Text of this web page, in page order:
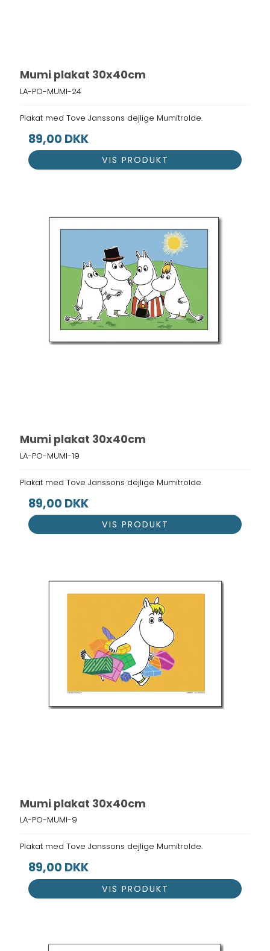
Mumi plakat 30x40cm
LA-PO-MUMI-24
Plakat med Tove Janssons dejlige Mumitrolde.
89,00 DKK
VIS PRODUKT
Mumi plakat 30x40cm
LA-PO-MUMI-19
Plakat med Tove Janssons dejlige Mumitrolde.
89,00 DKK
VIS PRODUKT
Mumi plakat 30x40cm
LA-PO-MUMI-9
Plakat med Tove Janssons dejlige Mumitrolde.
89,00 DKK
VIS PRODUKT